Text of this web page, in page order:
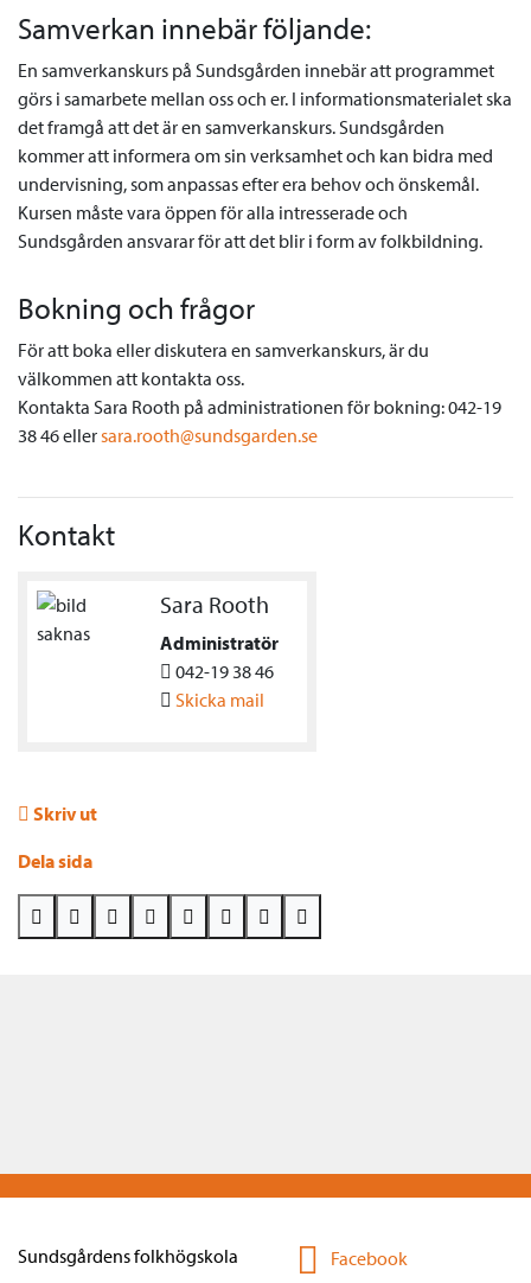
Samverkan innebär följande:
En samverkanskurs på Sundsgården innebär att programmet
görs i samarbete mellan oss och er. I informationsmaterialet ska
det framgå att det är en samverkanskurs. Sundsgården
kommer att informera om sin verksamhet och kan bidra med
undervisning, som anpassas efter era behov och önskemål.
Kursen måste vara öppen för alla intresserade och
Sundsgården ansvarar för att det blir i form av folkbildning.
Bokning och frågor
För att boka eller diskutera en samverkanskurs, är du
välkommen att kontakta oss.
Kontakta Sara Rooth på administrationen för bokning: 042-19
38 46 ellersara.rooth@sundsgarden.se
Kontakt
Sara Rooth
Administratör
042-19 38 46
Skicka mail
Skriv ut
Dela sida
Sundsgårdens folkhögskola
Facebook